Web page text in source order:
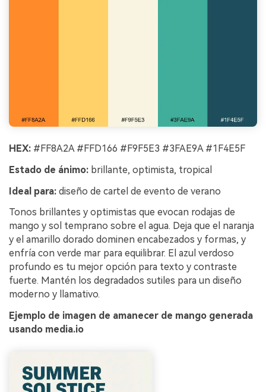
HEX: #FF8A2A #FFD166 #F9F5E3 #3FAE9A #1F4E5F
Estado de ánimo: brillante, optimista, tropical
Ideal para: diseño de cartel de evento de verano
Tonos brillantes y optimistas que evocan rodajas de
mango y sol temprano sobre el agua. Deja que el naranja
y el amarillo dorado dominen encabezados y formas, y
enfría con verde mar para equilibrar. El azul verdoso
profundo es tu mejor opción para texto y contraste
fuerte. Mantén los degradados sutiles para un diseño
moderno y llamativo.
Ejemplo de imagen de amanecer de mango generada
usando media.io